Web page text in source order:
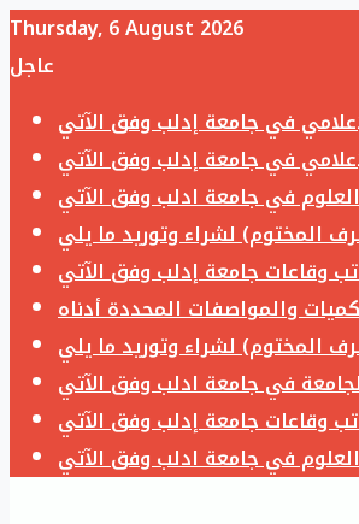
Thursday, 6 August 2026
عاجل